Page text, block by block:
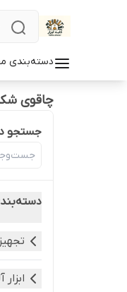
دسته‌بندی
چاقوی
جستجو